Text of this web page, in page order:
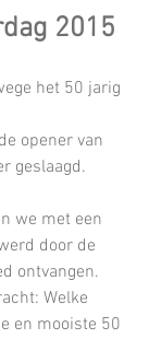
2015
het 50 jarig
opener van
geslaagd.
we met een
door de
ontvangen.
Welke
en mooiste 50